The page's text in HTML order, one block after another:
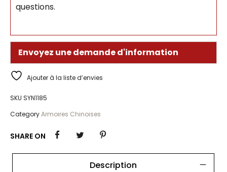
questions.
Envoyez une demande d'information
Ajouter à la liste d’envies
SKU SYN1185
CategoryArmoires Chinoises
SHARE ON
Description